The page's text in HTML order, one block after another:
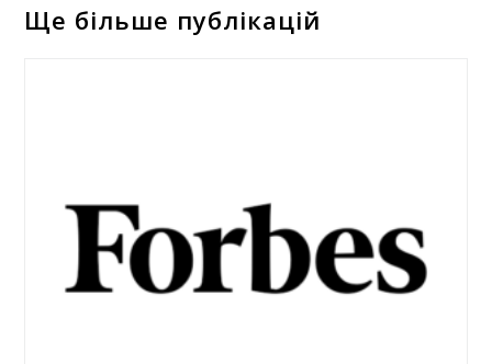
Ще більше публікацій